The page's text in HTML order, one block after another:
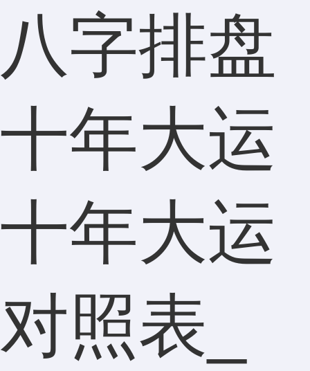
八字排盘
十年大运
十年大运
对照表_